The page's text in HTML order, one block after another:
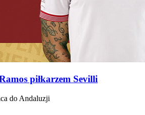
piłkarzem Sevilli
do Andaluzji